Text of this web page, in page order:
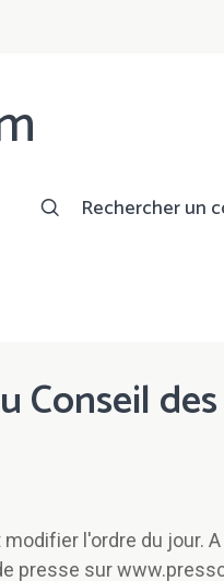
Rechercher un
Conseil
l'ordre du jour.
presse sur